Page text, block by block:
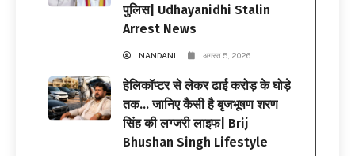
पुलिस| Udhayanidhi Stalin
Arrest News
NANDANI अगस्त 5, 2026
हेलिकॉप्टर से लेकर ढाई करोड़ के घोड़े
तक… जानिए कैसी है बृजभूषण शरण
सिंह की लग्जरी लाइफ| Brij
Bhushan Singh Lifestyle